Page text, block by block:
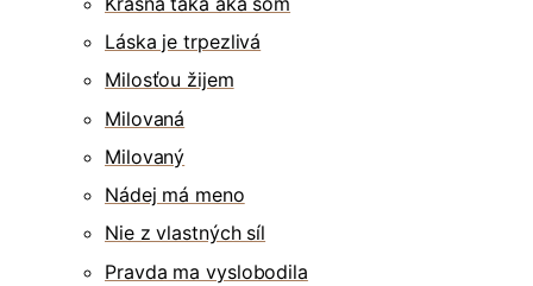
Láska je trpezlivá
Milosťou žijem
Milovaná
Milovaný
Nádej má meno
Nie z vlastných síl
Pravda ma vyslobodila